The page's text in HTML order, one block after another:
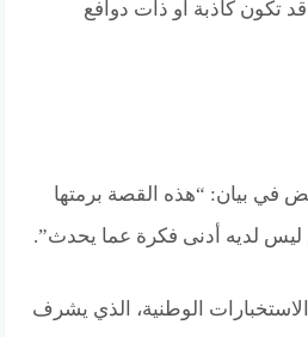
تكون كاذبة أو ذات دوافع
في بيان: “هذه القصة برمتها
لديه أدنى فكرة عما يحدث”.
الوطنية، الذي يشرف